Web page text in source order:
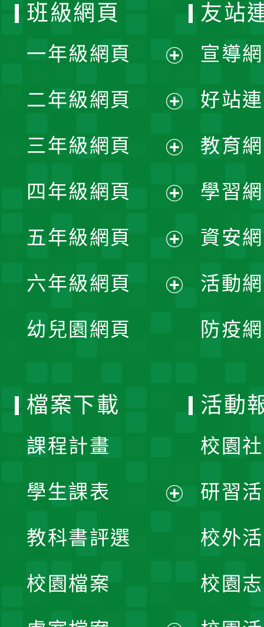
班級網頁
一年級網頁
開
選
單
二年級網頁
開
選
單
三年級網頁
開
選
單
四年級網頁
開
選
五年級網頁
開
六年級網頁
幼兒園網頁
友站
宣導
好站
教育
學習
資安
活動
防疫
檔案下載
課程計畫
學生課表
單
教科書評選
校園檔案
活動
校園
研習
校外
校園